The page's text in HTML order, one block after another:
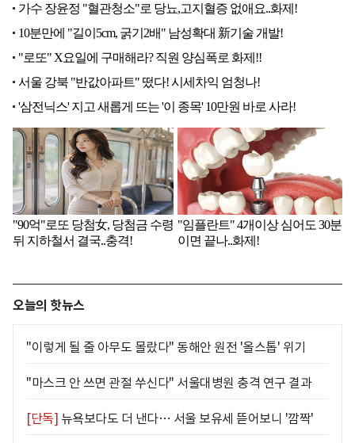
오늘의 핫뉴스
"이렇게 될 줄 아무도 몰랐다" 동해안 원전 '올스톱' 위기
"마스크 안 쓰면 관절 쑤신다" 서울대병원 충격 연구 결과
[단독] 뉴욕보다도 더 낸다… 서울 보유세 뜯어보니 '깜짝'